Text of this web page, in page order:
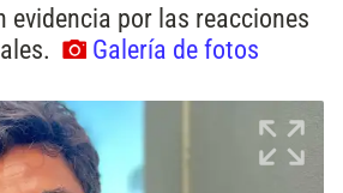
evidencia por las reacciones
Galería de fotos